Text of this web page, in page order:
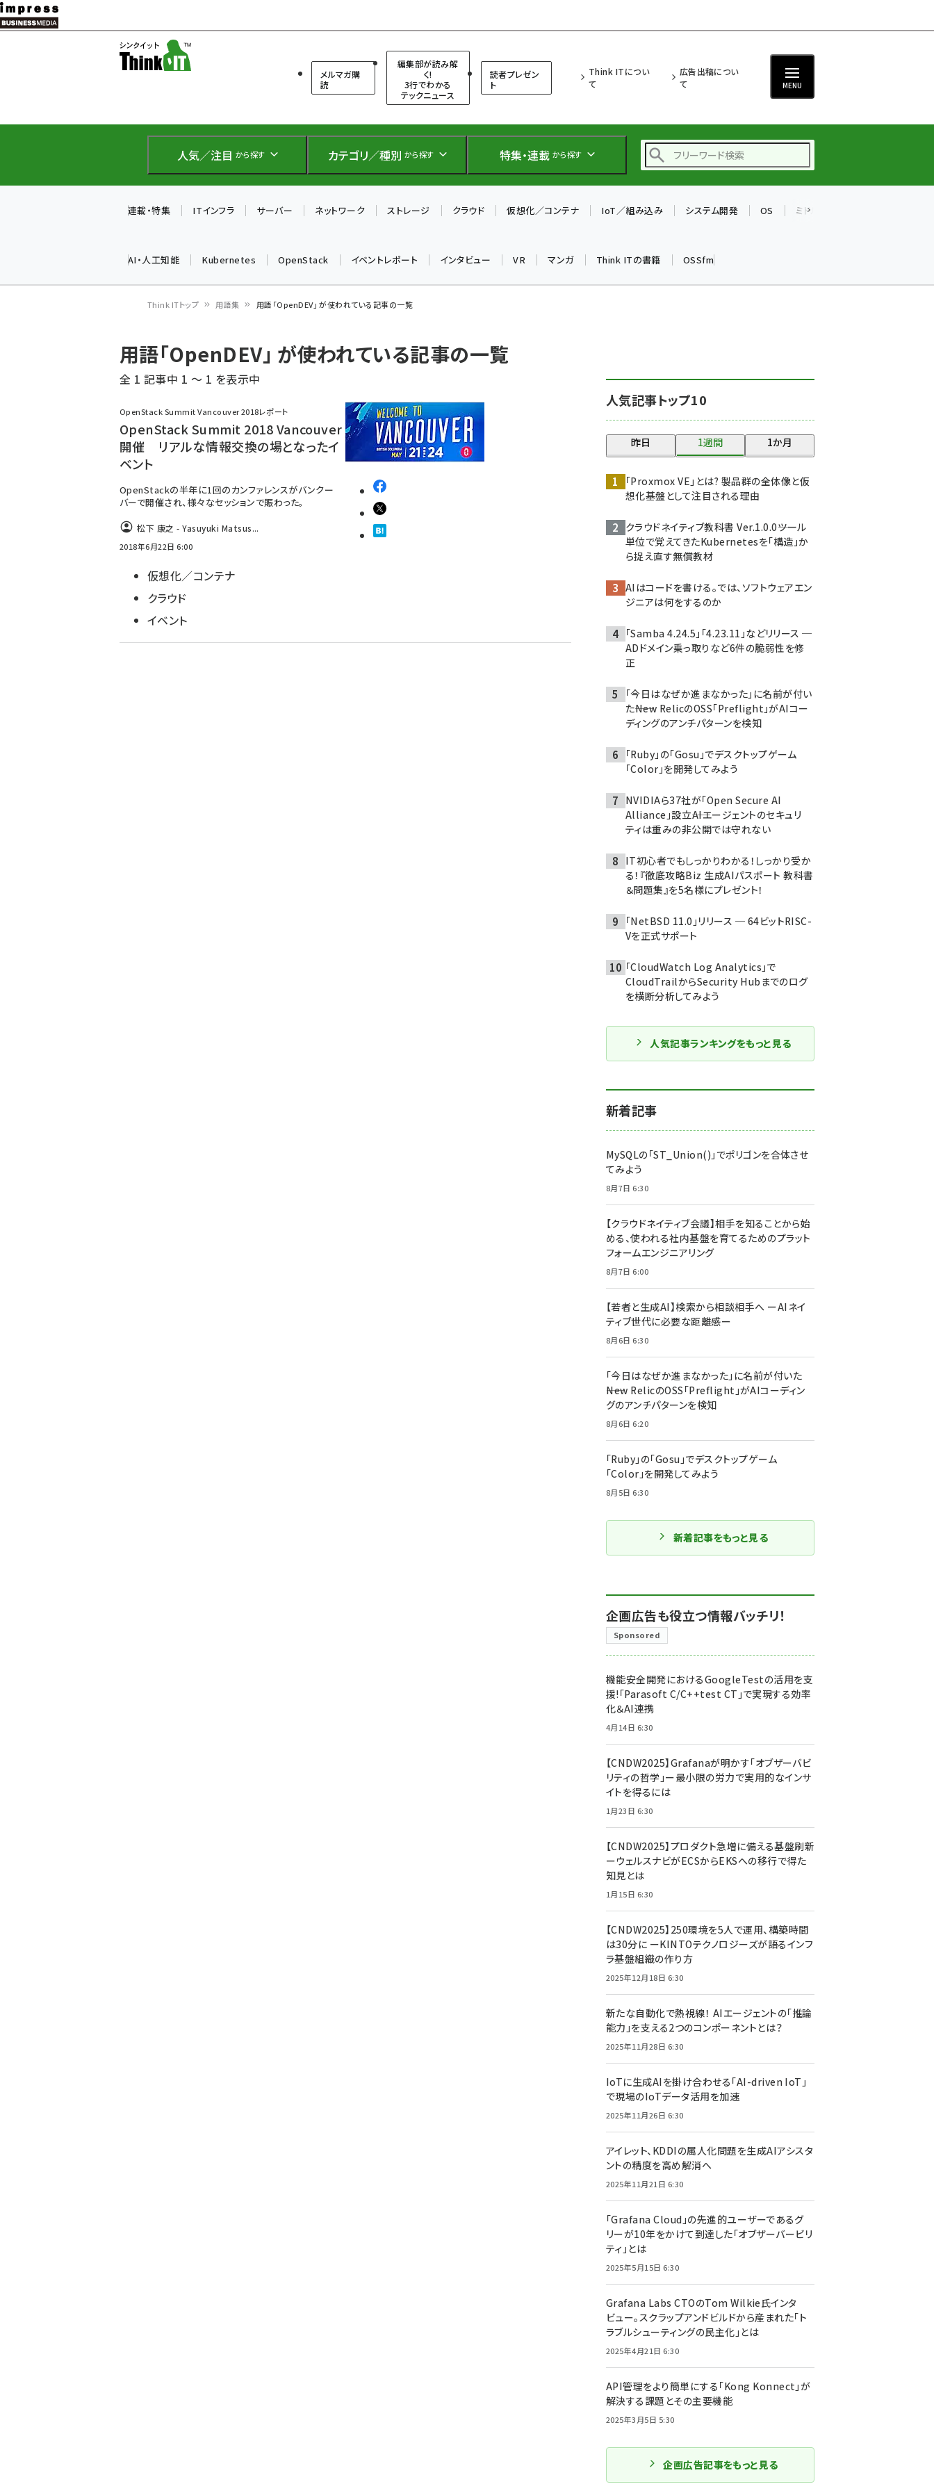
メ
イ
テ
に
メルマガ購
読
編集部が読み解
く!
3行でわかる
テックニュース
読者プレゼン
ト
Think ITについ
て
広告出稿につい
て
MENU
人気／注目 から探す カテゴリ／種別 から探す 特集・連載 から探す
仲間と築いた勝利の絆～
drupal (1955)
genai (1483)
abc123 (1358)
連載・特集 ITインフラ サーバー ネットワーク ストレージ クラウド 仮想化／コンテナ IoT／組み込み システム開発 OS ミドルウェア
AI・人工知能 Kubernetes OpenStack イベントレポート インタビュー VR マンガ Think ITの書籍 OSSfm
ン
く
ず
Think ITトップ 用語集 用語「OpenDEV」 が使われている記事の一覧
用語「OpenDEV」 が使われている記事の一覧
全 1 記事中 1 ～ 1 を表示中
OpenStack Summit Vancouver 2018レポート
OpenStack Summit 2018 Vancouver
開催 リアルな情報交換の場となったイ
ベント
OpenStackの半年に1回のカンファレンスがバンクー
バーで開催され、様々なセッションで賑わった。
松下 康之 - Yasuyuki Matsus...
2018年6月22日 6:00
仮想化／コンテナ
クラウド
イベント
人気記事トップ10
昨日 1週間 1か月
「Proxmox VE」とは? 製品群の全体像と仮
想化基盤として注目される理由
クラウドネイティブ教科書 Ver.1.0.0――ツール
単位で覚えてきたKubernetesを「構造」か
ら捉え直す無償教材
AIはコードを書ける。では、ソフトウェアエン
ジニアは何をするのか
「Samba 4.24.5」「4.23.11」などリリース ─
ADドメイン乗っ取りなど6件の脆弱性を修
正
「今日はなぜか進まなかった」に名前が付い
た――New RelicのOSS「Preflight」がAIコー
ディングのアンチパターンを検知
「Ruby」の「Gosu」でデスクトップゲーム
「Color」を開発してみよう
NVIDIAら37社が「Open Secure AI
Alliance」設立――AIエージェントのセキュリ
ティは重みの非公開では守れない
IT初心者でもしっかりわかる！しっかり受か
る！『徹底攻略Biz 生成AIパスポート 教科書
＆問題集』を5名様にプレゼント！
「NetBSD 11.0」リリース ─ 64ビットRISC-
Vを正式サポート
「CloudWatch Log Analytics」で
CloudTrailからSecurity Hubまでのログ
を横断分析してみよう
人気記事ランキングをもっと見る
新着記事
MySQLの「ST_Union()」でポリゴンを合体させ
てみよう
8月7日 6:30
【クラウドネイティブ会議】相手を知ることから始
める、使われる社内基盤を育てるためのプラット
フォームエンジニアリング
8月7日 6:00
【若者と生成AI】検索から相談相手へ ーAIネイ
ティブ世代に必要な距離感ー
8月6日 6:30
「今日はなぜか進まなかった」に名前が付いた
――New RelicのOSS「Preflight」がAIコーディン
グのアンチパターンを検知
8月6日 6:20
「Ruby」の「Gosu」でデスクトップゲーム
「Color」を開発してみよう
8月5日 6:30
新着記事をもっと見る
企画広告も役立つ情報バッチリ！
Sponsored
機能安全開発におけるGoogleTestの活用を支
援!「Parasoft C/C++test CT」で実現する効率
化＆AI連携
4月14日 6:30
【CNDW2025】Grafanaが明かす「オブザーバビ
リティの哲学」ー最小限の労力で実用的なインサ
イトを得るには
1月23日 6:30
【CNDW2025】プロダクト急増に備える基盤刷新
ーウェルスナビがECSからEKSへの移行で得た
知見とは
1月15日 6:30
【CNDW2025】250環境を5人で運用、構築時間
は30分に ーKINTOテクノロジーズが語るインフ
ラ基盤組織の作り方
2025年12月18日 6:30
新たな自動化で熱視線！ AIエージェントの「推論
能力」を支える2つのコンポーネントとは？
2025年11月28日 6:30
IoTに生成AIを掛け合わせる「AI-driven IoT」
で現場のIoTデータ活用を加速
2025年11月26日 6:30
アイレット、KDDIの属人化問題を生成AIアシスタ
ントの精度を高め解消へ
2025年11月21日 6:30
「Grafana Cloud」の先進的ユーザーであるグ
リーが10年をかけて到達した「オブザーバービリ
ティ」とは
2025年5月15日 6:30
Grafana Labs CTOのTom Wilkie氏インタ
ビュー。スクラップアンドビルドから産まれた「ト
ラブルシューティングの民主化」とは
2025年4月21日 6:30
API管理をより簡単にする「Kong Konnect」が
解決する課題とその主要機能
2025年3月5日 5:30
企画広告記事をもっと見る